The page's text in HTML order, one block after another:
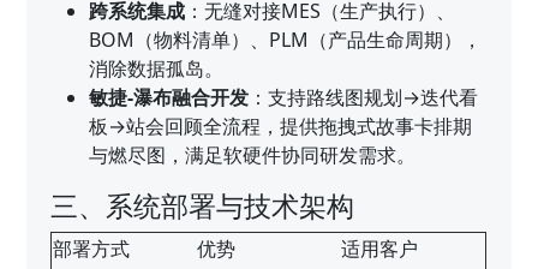
跨系统集成 ：无缝对接MES（生产执行）、
BOM（物料清单）、PLM（产品生命周期），
消除数据孤岛。
敏捷-瀑布融合开发 ：支持路线图规划→迭代看
板→站会回顾全流程，提供拖拽式故事卡排期
与燃尽图，满足软硬件协同研发需求。
三、系统部署与技术架构
部署方式 优势 适用客户